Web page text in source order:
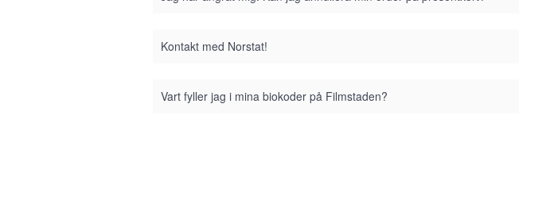
Kontakt med Norstat!
Vart fyller jag i mina biokoder på Filmstaden?